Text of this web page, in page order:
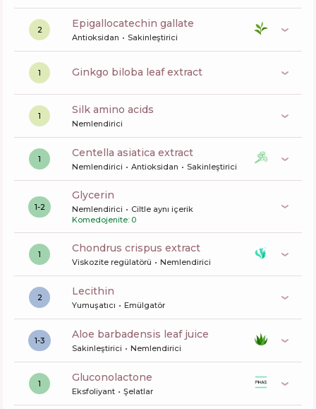
2 epigallocatechin gallate
Antioksidan Sakinleştirici
1 ginkgo biloba leaf extract
1 silk amino acids
Nemlendirici
1 centella asiatica extract
Nemlendirici Antioksidan Sakinleştirici
1-2
glycerin
Nemlendirici
Ciltle aynı içerik
Komedojenite: 0
1 chondrus crispus extract
Viskozite regülatörü Nemlendirici
2 lecithin
Yumuşatıcı Emülgatör
1-3 aloe barbadensis leaf juice
Sakinleştirici Nemlendirici
1 gluconolactone
Eksfoliyant Şelatlar